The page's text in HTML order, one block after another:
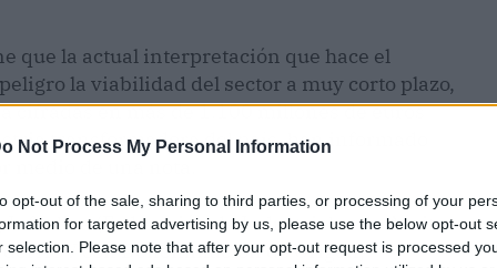
Not Process My Personal Information
opt-out of the sale, sharing to third parties, or processing of your
for targeted advertising by us, please use the below opt-out
selection. Please note that after your opt-out request is processed
que la actual interpretación que hace el
la viabilidad del sector a muy corto plazo,
cifradas en más de 1.100 millones de euros
transformadora del país, han informado
de una nota.
Infaoliva (Federación de Industriales de Aceite
AOV con Denominación de Origen,